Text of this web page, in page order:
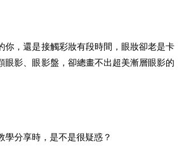
你，還是接觸彩妝有段時間，眼妝卻老是卡
眼影、眼影盤，卻總畫不出超美漸層眼影的
學分享時，是不是很疑惑？